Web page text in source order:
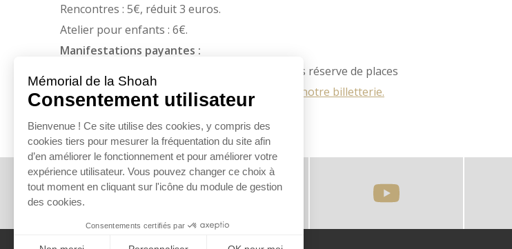
Rencontres : 5€, réduit 3 euros.
Atelier pour enfants : 6€.
Manifestations payantes :
Achat des billets sur place avant la séance, sous réserve de places
disponibles, tous les jours d’ouverture, ou sur
notre billetterie.